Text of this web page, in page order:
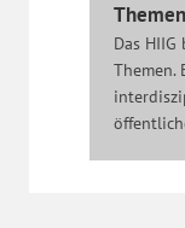
Das
Themen.